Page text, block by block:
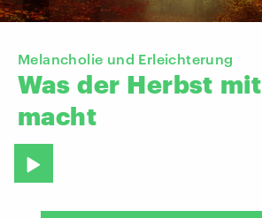
Melancholie und Erleichterung
Was der Herbst mit
macht